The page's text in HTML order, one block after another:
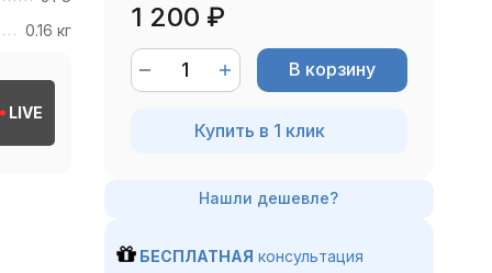
0.16 кг
LIVE
1 200 ₽
В корзину
Купить в 1 клик
БЕСПЛАТНАЯ консультация